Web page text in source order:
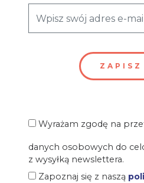
Wyrażam zgodę na
danych osobowych do
z wysyłką newslettera.
Zapoznaj się z naszą